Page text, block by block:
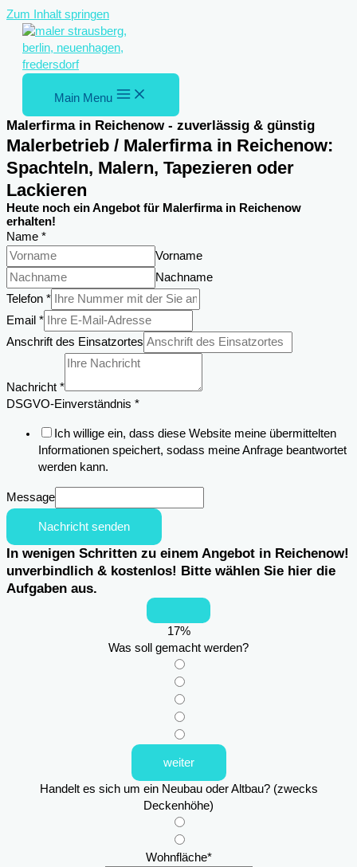
Zum Inhalt springen
Main Menu
Malerfirma in Reichenow - zuverlässig & günstig
Malerbetrieb / Malerfirma in Reichenow:
Spachteln, Malern, Tapezieren oder
Lackieren
Heute noch ein Angebot für Malerfirma in Reichenow
erhalten!
Name *
Vorname
Nachname
Telefon *
Email *
Telefon
Anschrift des Einsatzortes
Nachricht *
DSGVO-Einverständnis *
Ich willige ein, dass diese Website meine übermittelten
Informationen speichert, sodass meine Anfrage beantwortet
werden kann.
Message
Nachricht senden
In wenigen Schritten zu einem Angebot in Reichenow!
unverbindlich & kostenlos! Bitte wählen Sie hier die
Aufgaben aus.
17%
Was soll gemacht werden?
weiter
Handelt es sich um ein Neubau oder Altbau? (zwecks
Deckenhöhe)
Wohnfläche*